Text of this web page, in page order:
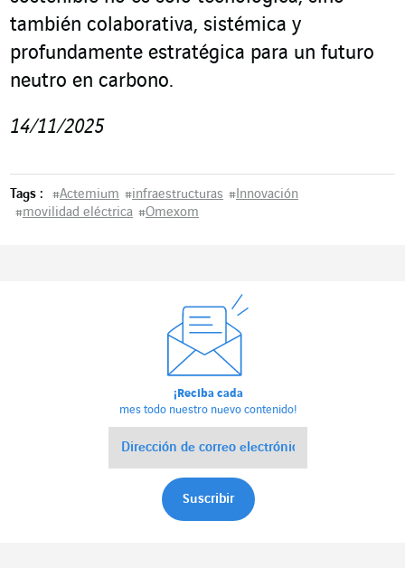
también colaborativa, sistémica y
profundamente estratégica para un futuro
neutro en carbono.
14/11/2025
Tags : #Actemium #infraestructuras # Innovación
#movilidad eléctrica #Omexom
¡Reciba cada
mes todo nuestro nuevo contenido!